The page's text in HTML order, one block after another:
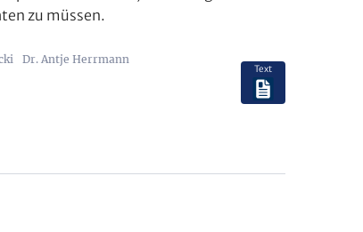
zu müssen.
Dr. Antje Herrmann
Text